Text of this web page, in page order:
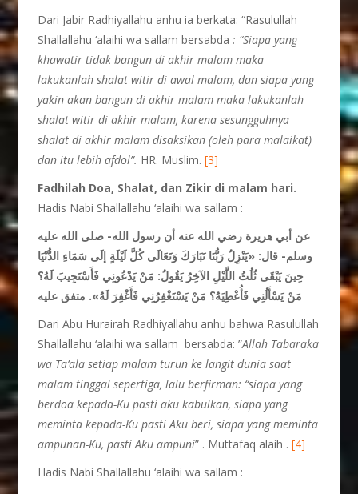
Dari Jabir Radhiyallahu anhu ia berkata: “Rasulullah
Shallallahu ‘alaihi wa sallam bersabda: “Siapa yang
khawatir tidak bangun di akhir malam maka
lakukanlah shalat witir di awal malam, dan siapa yang
yakin akan bangun di akhir malam maka lakukanlah
shalat witir di akhir malam, karena sesungguhnya
shalat di akhir malam disaksikan (oleh para malaikat)
dan itu lebih afdol”. HR. Muslim.[3]
Fadhilah Doa, Shalat, dan Zikir di malam hari.
Hadis Nabi Shallallahu ‘alaihi wa sallam :
عن أبي هريرة رضي الله عنه أن رسول الله- صلى الله عليه
وسلم- قال: «يَنْزِلُ رَبُّنَا تَبَارَكَ وَتَعَالَى كُلَّ لَيْلَةٍ إلَى سَمَاءِ الدُّنْيَا
حِينَ يَبْقَى ثُلُثُ اللَّيْلِ الآخِرُ يَقُولُ: مَنْ يَدْعُونِي فَأَسْتَجِيبَ لَهُ؟
مَنْ يَسْأَلُنِي فَأُعْطِيَهُ؟ مَنْ يَسْتَغْفِرُنِي فَأَغْفِرَ لَهُ». متفق عليه
Dari Abu Hurairah Radhiyallahu anhu bahwa Rasulullah
Shallallahu ‘alaihi wa sallam bersabda: ”Allah Tabaraka
wa Ta’ala setiap malam turun ke langit dunia saat
malam tinggal sepertiga, lalu berfirman: “siapa yang
berdoa kepada-Ku pasti aku kabulkan, siapa yang
meminta kepada-Ku pasti Aku beri, siapa yang meminta
ampunan-Ku, pasti Aku ampuni” . Muttafaq alaih .[4]
Hadis Nabi Shallallahu ‘alaihi wa sallam :